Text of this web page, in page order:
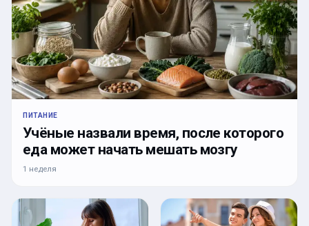
ПИТАНИЕ
Учёные назвали время, после которого
еда может начать мешать мозгу
1 неделя